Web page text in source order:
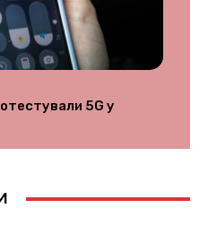
5G у